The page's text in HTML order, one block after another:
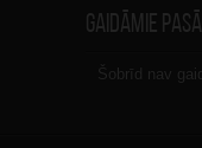
Gaidāmie
Šobrīd nav